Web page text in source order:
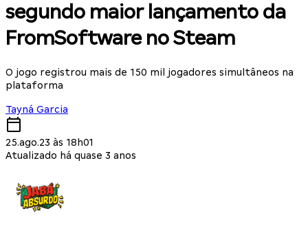
segundo maior lançamento da
FromSoftware no Steam
O jogo registrou mais de 150 mil jogadores simultâneos na
plataforma
Tayná Garcia
25.ago.23 às 18h01
Atualizado há quase 3 anos